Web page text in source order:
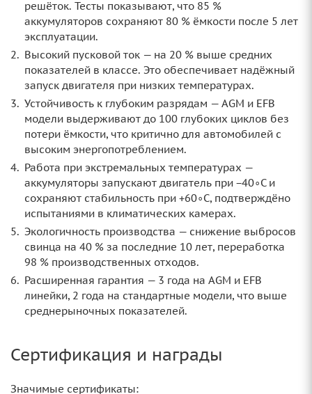
решёток. Тесты показывают, что 85 %
аккумуляторов сохраняют 80 % ёмкости после 5 лет
эксплуатации.
Высокий пусковой ток — на 20 % выше средних
показателей в классе. Это обеспечивает надёжный
запуск двигателя при низких температурах.
Устойчивость к глубоким разрядам — AGM и EFB
модели выдерживают до 100 глубоких циклов без
потери ёмкости, что критично для автомобилей с
высоким энергопотреблением.
Работа при экстремальных температурах —
аккумуляторы запускают двигатель при −40∘C и
сохраняют стабильность при +60∘C, подтверждёно
испытаниями в климатических камерах.
Экологичность производства — снижение выбросов
свинца на 40 % за последние 10 лет, переработка
98 % производственных отходов.
Расширенная гарантия — 3 года на AGM и EFB
линейки, 2 года на стандартные модели, что выше
среднерыночных показателей.
Сертификация и награды
Значимые сертификаты: